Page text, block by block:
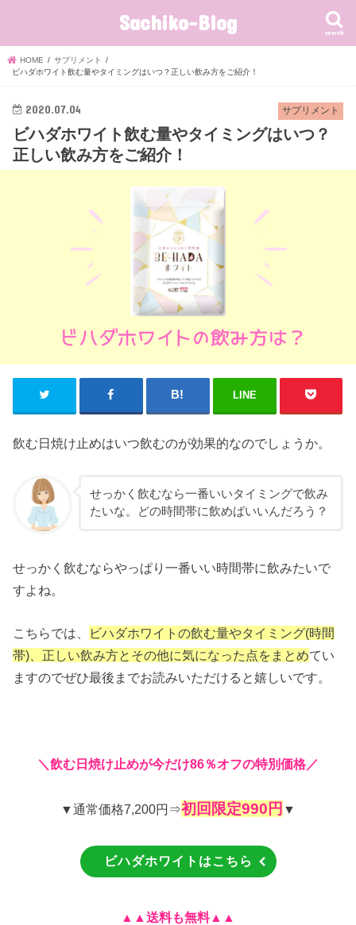
Sachiko-Blog search
HOME
サプリメント
ビハダホワイト飲む量やタイミングはいつ？正しい飲み方をご紹介！
サプリメント
2020.07.04
ビハダホワイト飲む量やタイミングはいつ？
正しい飲み方をご紹介！
LINE
飲む日焼け止めはいつ飲むのが効果的なのでしょうか。
せっかく飲むなら一番いいタイミングで飲み
たいな。どの時間帯に飲めばいいんだろう？
せっかく飲むならやっぱり一番いい時間帯に飲みたいで
すよね。
こちらでは、
ビハダホワイトの飲む量やタイミング(時間
帯)、正しい飲み方とその他に気になった点をまとめてい
ますのでぜひ最後までお読みいただけると嬉しいです。
＼飲む日焼け止めが今だけ86％オフの特別価格／
▼通常価格7,200円⇒初回限定990円 ▼
ビハダホワイトはこちら
▲▲送料も無料▲▲